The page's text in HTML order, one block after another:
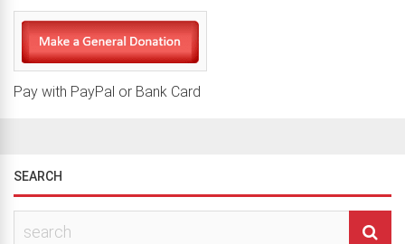
Pay with PayPal or Bank Card
SEARCH